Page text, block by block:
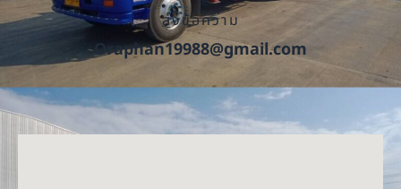
ส่งข้อความ
Oraphan19988@gmail.com